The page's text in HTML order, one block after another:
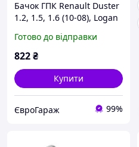
Бачок ГПК Renault Duster
1.2, 1.5, 1.6 (10-08), Logan
Готово до відправки
822₴
Купити
ЄвроГараж 99%